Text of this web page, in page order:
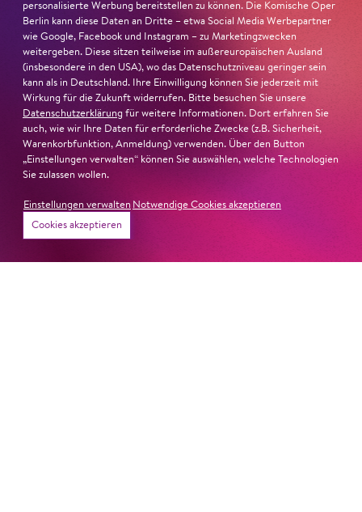
Kooperation
Präsentiert von taz.
personalisierte Werbung bereitstellen zu können. Die Komische Oper
Berlin kann diese Daten an Dritte – etwa Social Media Werbepartner
wie Google, Facebook und Instagram – zu Marketingzwecken
weitergeben. Diese sitzen teilweise im außereuropäischen Ausland
(insbesondere in den USA), wo das Datenschutzniveau geringer sein
kann als in Deutschland. Ihre Einwilligung können Sie jederzeit mit
Wirkung für die Zukunft widerrufen. Bitte besuchen Sie unsere
Datenschutzerklärung für weitere Informationen. Dort erfahren Sie
auch, wie wir Ihre Daten für erforderliche Zwecke (z.B. Sicherheit,
Warenkorbfunktion, Anmeldung) verwenden. Über den Button
„Einstellungen verwalten“ können Sie auswählen, welche Technologien
Sie zulassen wollen.
Einstellungen verwalten Notwendige Cookies akzeptieren
Cookies akzeptieren